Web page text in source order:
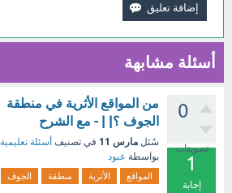
أسئلة مشابهة
0
تصويتات
1
إجابة
من المواقع الأثرية في منطقة
الجوف ؟| | - مع الشرح
سُئل مارس 11 في تصنيف أسئلة تعليمية
بواسطة عبود
المواقع الأثرية منطقة الجوف